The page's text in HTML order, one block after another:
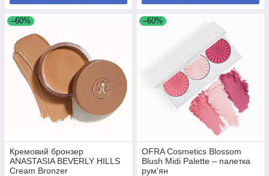
–60%
Кремовий бронзер
ANASTASIA BEVERLY HILLS
Cream Bronzer
–60%
OFRA Cosmetics Blossom
Blush Midi Palette – палетка
рум'ян